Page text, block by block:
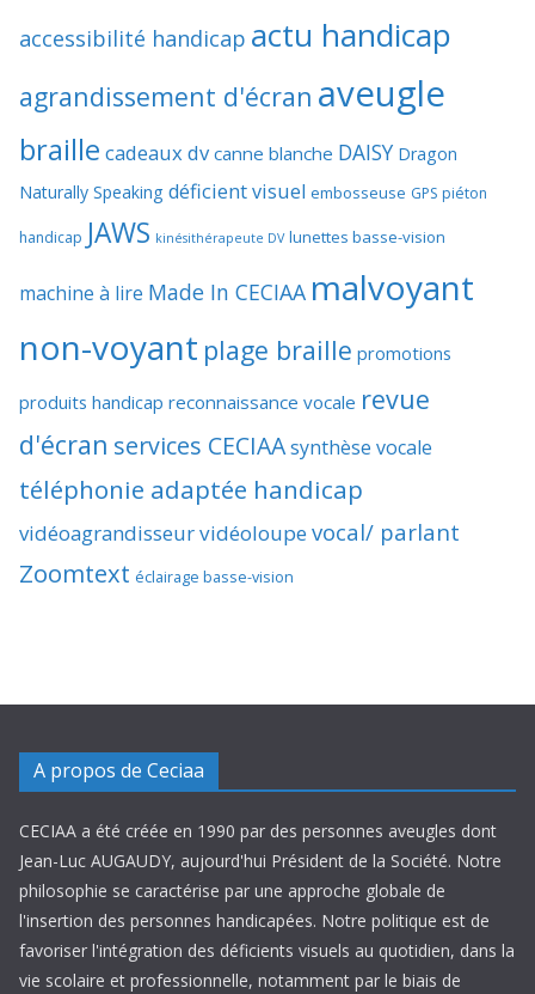
accessibilité handicap actu handicap
agrandissement d'écran aveugle
braille cadeaux dv canne blanche DAISY Dragon
Naturally Speaking déficient visuel embosseuse GPS piéton
handicap JAWS kinésithérapeute DV lunettes basse-vision
machine à lire Made In CECIAA malvoyant
non-voyant plage braille promotions
produits handicap reconnaissance vocale revue
d'écran services CECIAAsynthèse vocale
téléphonie adaptée handicap
vidéoagrandisseurvidéoloupevocal/ parlant
Zoomtext éclairage basse-vision
A propos de Ceciaa
CECIAA a été créée en 1990 par des personnes aveugles dont
Jean-Luc AUGAUDY, aujourd'hui Président de la Société. Notre
philosophie se caractérise par une approche globale de
l'insertion des personnes handicapées. Notre politique est de
favoriser l'intégration des déficients visuels au quotidien, dans la
vie scolaire et professionnelle, notamment par le biais de